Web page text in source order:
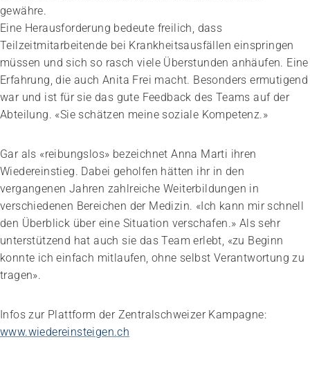
gewähre.
Eine Herausforderung bedeute freilich, dass
Teilzeitmitarbeitende bei Krankheitsausfällen einspringen
müssen und sich so rasch viele Überstunden anhäufen. Eine
Erfahrung, die auch Anita Frei macht. Besonders ermutigend
war und ist für sie das gute Feedback des Teams auf der
Abteilung. «Sie schätzen meine soziale Kompetenz.»
Gar als «reibungslos» bezeichnet Anna Marti ihren
Wiedereinstieg. Dabei geholfen hätten ihr in den
vergangenen Jahren zahlreiche Weiterbildungen in
verschiedenen Bereichen der Medizin. «Ich kann mir schnell
den Überblick über eine Situation verschafen.» Als sehr
unterstützend hat auch sie das Team erlebt, «zu Beginn
konnte ich einfach mitlaufen, ohne selbst Verantwortung zu
tragen».
Infos zur Plattform der Zentralschweizer Kampagne:
www.wiedereinsteigen.ch